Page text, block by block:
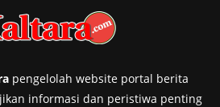
pengelolah website portal berita
informasi dan peristiwa penting